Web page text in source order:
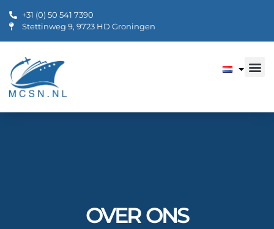
+31 (0) 50 541 7390
Stettinweg 9, 9723 HD Groningen
OVER ONS